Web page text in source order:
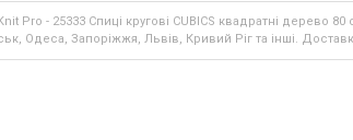
Pro - 25333 Спиці кругові CUBICS квадратні дерево
Одеса, Запоріжжя, Львів, Кривий Ріг та інші.